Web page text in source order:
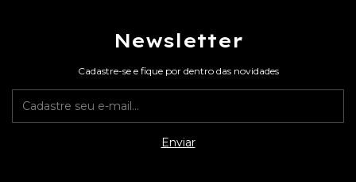
Newsletter
Cadastre-se e fique por dentro das novidades